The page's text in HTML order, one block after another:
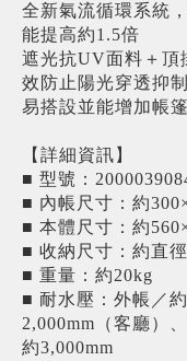
全新氣流循環系統
能提高約1.5倍
遮光抗UV面料＋頂
效防止陽光穿透抑
易搭設並能增加帳
【詳細資訊】
■ 型號：
■ 內帳尺寸：約
■ 本體尺寸：約
■ 收納尺寸：約直
■ 重量：約20kg
■ 耐水壓：外帳／
2,000mm（客廳）
約3,000mm